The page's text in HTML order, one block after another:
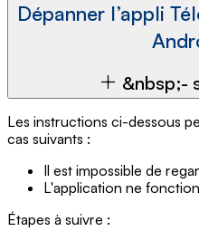
Dépanner l’appli
&nbsp;-
Les instructions ci-dessous
cas suivants :
Il est impossible de
L'application ne
Étapes à suivre :